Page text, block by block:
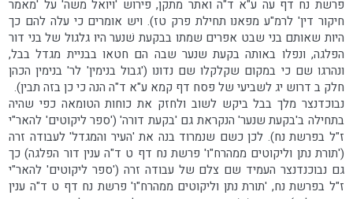
פרשת נח דף עה ע"א ד"ה ואתר מתקן, פירוש 'ויואל משה' על 'מאמר
חיקור דין' לרמ"ע מפאנו תחילת פרק טז). ויש אומרים כי עלה להם כך
היות שאותם בני שבט אפרים שמתו בבקעת שׁנער היו גלגול של בני דור
הפלגה, ונפלו באותה בקעת שנער שבה הם חטאו בבניית מגדל בבל,
ונהרגו שם כי במקום שקלקלו שם נדונו ('גבול בנימין' לר' בנימין הכהן
חלק ב דרוש יג לשביעי של פסח דף קמא ע"א ד"ה הנה כי כן בזה תבין).
נבוכדנצר מלך בבל ביקש לשוב ולחזק את כוחות הטומאה כפי שהיה
בתחילה ב'בקעת שנער' הנקראת גם 'בקעת דורה' ('ספר ליקוטים' להאר"י
ז"ל בפרשת נח). לכן כשם שנמרוד בנה את 'העיר והמגדל' לעבודה זרה
('תורת נתן וליקוטים ממהרח"ו' פרשת נח דף ט ד"ה ענין דור הפלגה) כך
גם נבוכנדנצר העמיד שם צלם של עבודה זרה ('ספר ליקוטים' להאר"י
ז"ל בפרשת נח, 'תורת נתן וליקוטים ממהרח"ו' פרשת נח דף ט ד"ה ענין